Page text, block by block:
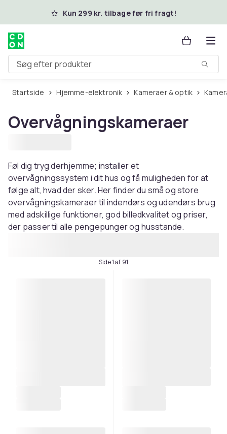
Spring til hovedindhold
Kun 299 kr. tilbage før fri fragt!
Søg efter produkter
Startside Hjemme-elektronik Kameraer & optik
Overvågningskameraer
Føl dig tryg derhjemme; installer et
overvågningssystem i dit hus og få muligheden for at
følge alt, hvad der sker. Her finder du små og store
overvågningskameraer til indendørs og udendørs brug
med adskillige funktioner, god billedkvalitet og priser,
der passer til alle pengepunger og husstande.
Side 1 af 91